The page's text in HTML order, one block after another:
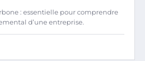
: essentielle pour comprendre
d’une entreprise.